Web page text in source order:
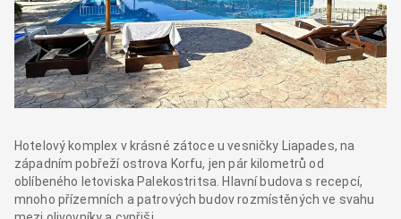
Hotelový komplex v krásné zátoce u vesničky Liapades, na
západním pobřeží ostrova Korfu, jen pár kilometrů od
oblíbeného letoviska Palekostritsa. Hlavní budova s recepcí,
mnoho přízemních a patrových budov rozmístěných ve svahu